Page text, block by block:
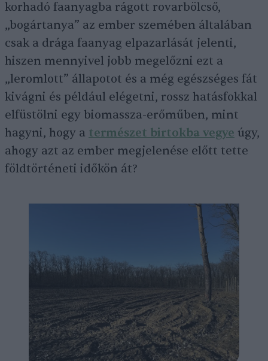
korhadó faanyagba rágott rovarbölcső,
„bogártanya” az ember szemében általában
csak a drága faanyag elpazarlását jelenti,
hiszen mennyivel jobb megelőzni ezt a
„leromlott” állapotot és a még egészséges fát
kivágni és például elégetni, rossz hatásfokkal
elfüstölni egy biomassza-erőműben, mint
hagyni, hogy a természet birtokba vegye úgy,
ahogy azt az ember megjelenése előtt tette
földtörténeti időkön át?